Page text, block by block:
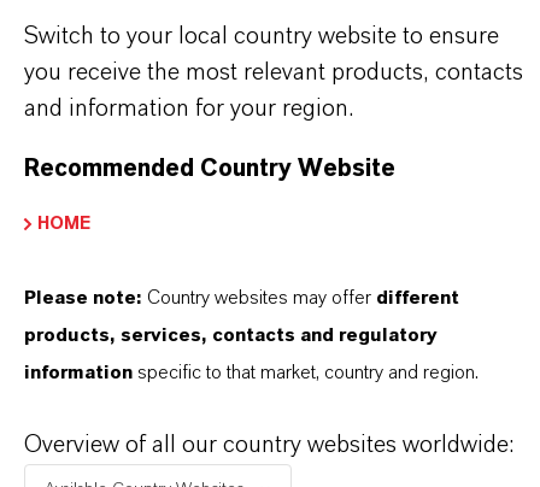
ist.
IM MITTELPUNKT STEHEN SIE: UNSERE
Partner für Ihr Unternehmen ist
Switch to your local country website to ensure
you receive the most relevant products, contacts
and information for your region.
Recommended Country Website
HOME
Please note: Country websites may offer different
products, services, contacts and regulatory
information specific to that market, country and region.
Overview of all our country websites worldwide: